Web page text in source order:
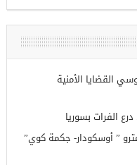
القضايا الأمنية
” أوسكودار- جكمة كوي”